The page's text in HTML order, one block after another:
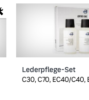
Lederpflege-Set
C30, C70, EC40/C40,